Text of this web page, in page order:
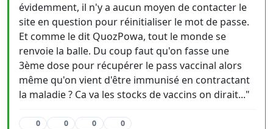
évidemment, il n'y a aucun moyen de contacter le
site en question pour réinitialiser le mot de passe.
Et comme le dit QuozPowa, tout le monde se
renvoie la balle. Du coup faut qu'on fasse une
3ème dose pour récupérer le pass vaccinal alors
même qu'on vient d'être immunisé en contractant
la maladie ? Ca va les stocks de vaccins on dirait..."
0 0 0 0